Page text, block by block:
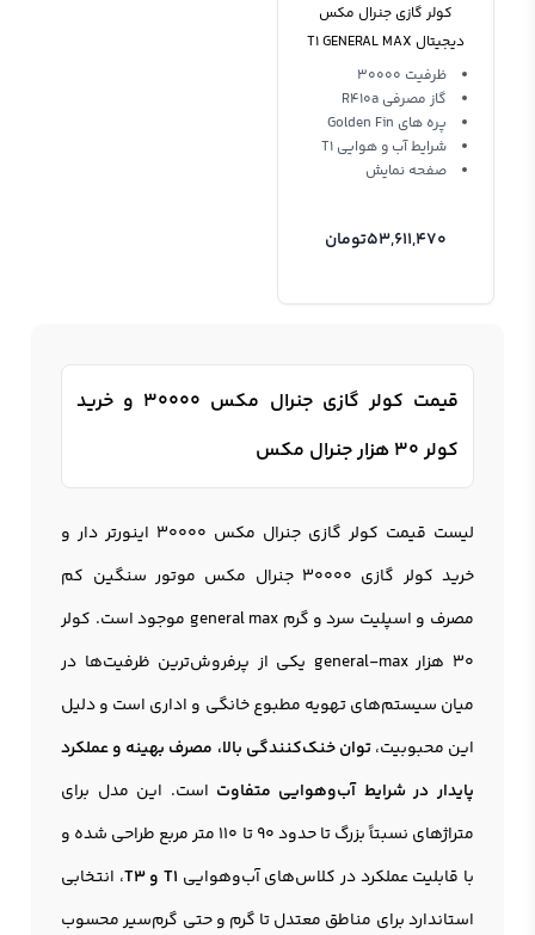
کولر گازی جنرال مکس
دیجیتال T1 GENERAL MAX
GM-S30000 Digital
ظرفیت 30000
گاز مصرفی R410a
پره های Golden Fin
شرایط آب و هوایی T1
صفحه نمایش
53,611,470تومان
قیمت کولر گازی جنرال مکس 30000 و خرید
کولر 30 هزار جنرال مکس
لیست قیمت کولر گازی جنرال مکس 30000
اینورتر دار و
خرید کولر گازی ۳۰۰۰۰ جنرال مکس موتور سنگین کم
مصرف و اسپلیت سرد و گرم general max موجود است. کولر
30 هزار general-max یکی از پرفروش‌ترین ظرفیت‌ها در
میان سیستم‌های تهویه مطبوع خانگی و اداری است و دلیل
این محبوبیت،توان خنک‌کنندگی بالا، مصرف بهینه و عملکرد
پایدار در شرایط آب‌وهوایی متفاوت است. این مدل برای
متراژهای نسبتاً بزرگ تا حدود ۹۰ تا ۱۱۰ متر مربع طراحی شده و
با قابلیت عملکرد در کلاس‌های آب‌وهوایی T1 و T3
، انتخابی
استاندارد برای مناطق معتدل تا گرم و حتی گرم‌سیر محسوب